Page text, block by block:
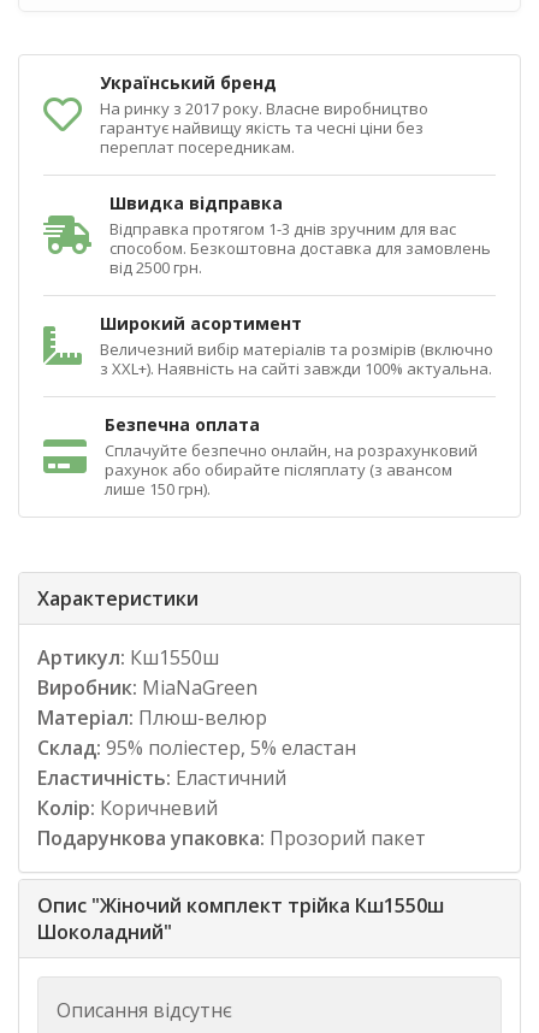
Український бренд
На ринку з 2017 року. Власне виробництво
гарантує найвищу якість та чесні ціни без
переплат посередникам.
Швидка відправка
Відправка протягом 1-3 днів зручним для вас
способом. Безкоштовна доставка для замовлень
від 2500 грн.
Широкий асортимент
Величезний вибір матеріалів та розмірів (включно
з XXL+). Наявність на сайті завжди 100% актуальна.
Безпечна оплата
Сплачуйте безпечно онлайн, на розрахунковий
рахунок або обирайте післяплату (з авансом
лише 150 грн).
Характеристики
Артикул: Кш1550ш
Виробник: MiaNaGreen
Матеріал: Плюш-велюр
Склад: 95% поліестер, 5% еластан
Еластичність: Еластичний
Колір: Коричневий
Подарункова упаковка: Прозорий пакет
Опис "Жіночий комплект трійка Кш1550ш
Шоколадний"
Описання відсутнє